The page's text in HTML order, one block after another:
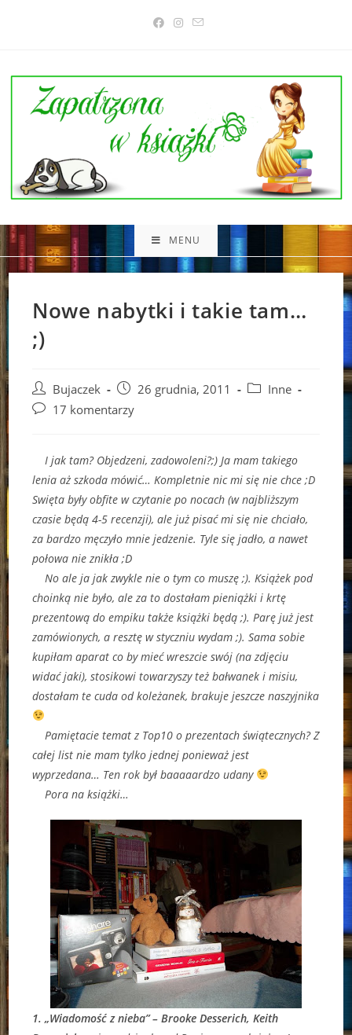
MENU
Nowe nabytki i takie tam…
;)
Post
author:
Bujaczek
Post
published:
26 grudnia, 2011
PostInne
Post17 komentarzy
I jak tam? Objedzeni, zadowoleni?;) Ja mam takiego
lenia aż szkoda mówić… Kompletnie nic mi się nie chce ;D
Swięta były obfite w czytanie po nocach (w najbliższym
czasie będą 4-5 recenzji), ale już pisać mi się nie chciało,
za bardzo męczyło mnie jedzenie. Tyle się jadło, a nawet
połowa nie znikła ;D
No ale ja jak zwykle nie o tym co muszę ;). Książek pod
choinką nie było, ale za to dostałam pieniążki i krtę
prezentową do empiku także książki będą ;). Parę już jest
zamówionych, a resztę w styczniu wydam ;). Sama sobie
kupiłam aparat co by mieć wreszcie swój (na zdjęciu
widać jaki), stosikowi towarzyszy też bałwanek i misiu,
dostałam te cuda od koleżanek, brakuje jeszcze naszyjnika
Pamiętacie temat z Top10 o prezentach świątecznych? Z
całej list nie mam tylko jednej ponieważ jest
wyprzedana… Ten rok był baaaaardzo udany
Pora na książki…
1. „Wiadomość z nieba” – Brooke Desserich, Keith